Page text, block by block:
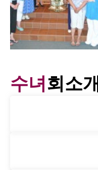
수녀 회소개